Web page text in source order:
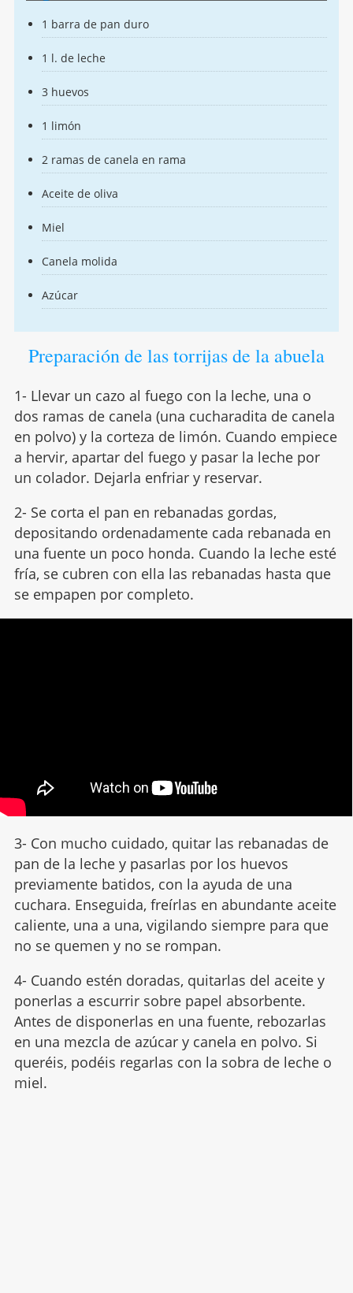
1 barra de pan duro
1 l. de leche
3 huevos
1 limón
2 ramas de canela en rama
Aceite de oliva
Miel
Canela molida
Azúcar
Preparación de las torrijas de la abuela
1- Llevar un cazo al fuego con la leche, una o
dos ramas de canela (una cucharadita de canela
en polvo) y la corteza de limón. Cuando empiece
a hervir, apartar del fuego y pasar la leche por
un colador. Dejarla enfriar y reservar.
2- Se corta el pan en rebanadas gordas,
depositando ordenadamente cada rebanada en
una fuente un poco honda. Cuando la leche esté
fría, se cubren con ella las rebanadas hasta que
se empapen por completo.
3- Con mucho cuidado, quitar las rebanadas de
pan de la leche y pasarlas por los huevos
previamente batidos, con la ayuda de una
cuchara. Enseguida, freírlas en abundante aceite
caliente, una a una, vigilando siempre para que
no se quemen y no se rompan.
4- Cuando estén doradas, quitarlas del aceite y
ponerlas a escurrir sobre papel absorbente.
Antes de disponerlas en una fuente, rebozarlas
en una mezcla de azúcar y canela en polvo. Si
queréis, podéis regarlas con la sobra de leche o
miel.